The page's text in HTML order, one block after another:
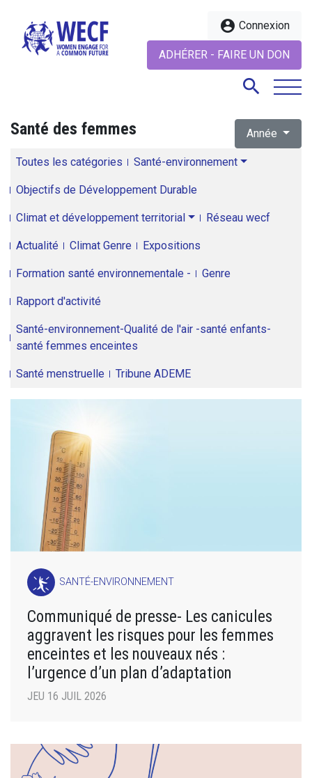
account_circle Connexion
ADHÉRER - FAIRE UN DON
search
Santé des femmes Année
Toutes les catégories Santé-environnement
Objectifs de Développement Durable
Climat et développement territorial Réseau wecf
Actualité Climat Genre Expositions
Formation santé environnementale - Genre
Rapport d'activité
Santé-environnement-Qualité de l'air -santé enfants-
santé femmes enceintes
Santé menstruelle Tribune ADEME
SANTÉ-ENVIRONNEMENT
Communiqué de presse- Les canicules
aggravent les risques pour les femmes
enceintes et les nouveaux nés :
l’urgence d’un plan d’adaptation
JEU 16 JUIL 2026